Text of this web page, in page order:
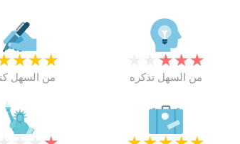
★
★
★
من السهل
★
★
★
من السهل تذكره